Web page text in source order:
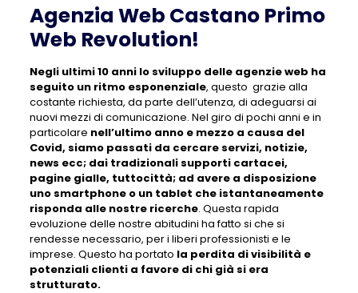
Agenzia Web Castano Primo
Web Revolution!
Negli ultimi 10 anni lo sviluppo delle agenzie web ha
seguito un ritmo esponenziale, questo grazie alla
costante richiesta, da parte dell’utenza, di adeguarsi ai
nuovi mezzi di comunicazione. Nel giro di pochi anni e in
particolare nell’ultimo anno e mezzo a causa del
Covid, siamo passati da cercare servizi, notizie,
news ecc; dai tradizionali supporti cartacei,
pagine gialle, tuttocittà; ad avere a disposizione
uno smartphone o un tablet che istantaneamente
risponda alle nostre ricerche. Questa rapida
evoluzione delle nostre abitudini ha fatto si che si
rendesse necessario, per i liberi professionisti e le
imprese. Questo ha portato la perdita di visibilità e
potenziali clienti a favore di chi già si era
strutturato.